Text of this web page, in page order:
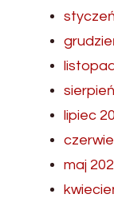
lipiec
maj